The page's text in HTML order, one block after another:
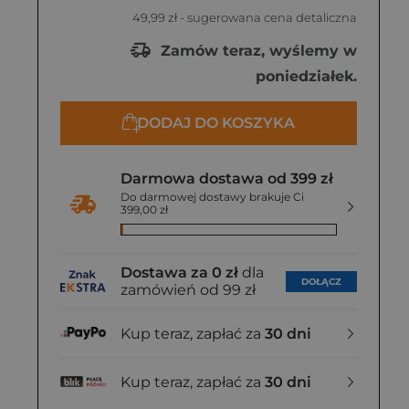
49,99 zł - sugerowana cena detaliczna
Zamów teraz, wyślemy w
poniedziałek.
DODAJ DO KOSZYKA
Darmowa dostawa od 399 zł
Do darmowej dostawy brakuje Ci
399,00 zł
Dostawa za 0 zł dla
zamówień od 99 zł
DOŁĄCZ
Kup teraz, zapłać za 30 dni
Kup teraz, zapłać za 30 dni